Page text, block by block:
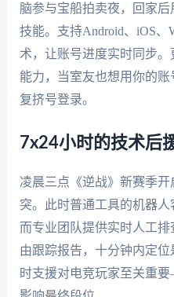
脑参与宝船拍卖夜，回家
技能。支持Android、iOS、
术，让账号进度实时同步
能力，当室友也想用你的
复挤号登录。
7x24小时的技术后
凌晨三点《逆战》新赛季
突。此时普通工具的机器人
而专业团队提供实时人工
由跟踪报告，十分钟内定
时支援对电竞玩家至关重